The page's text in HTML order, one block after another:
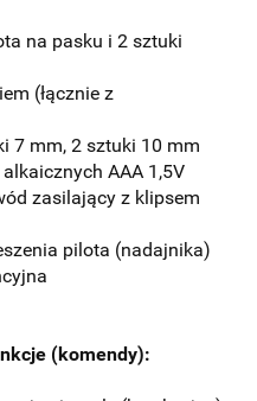
na pasku i 2 sztuki
(łącznie z
7 mm, 2 sztuki 10 mm
AAA 1,5V
zasilający z klipsem
pilota (nadajnika)
(komendy):